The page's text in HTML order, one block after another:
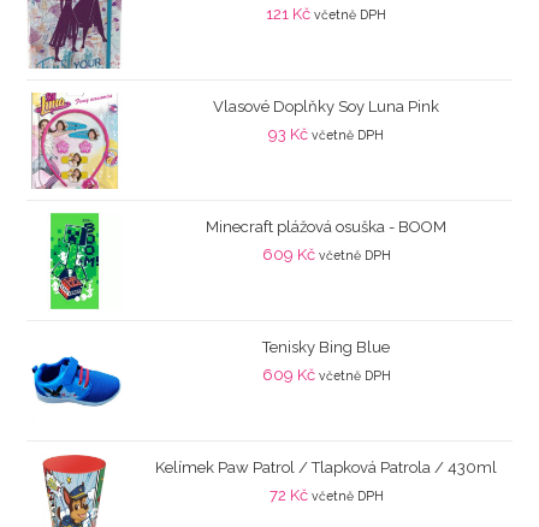
121 Kč včetně DPH
Vlasové Doplňky Soy Luna Pink
93 Kč včetně DPH
Minecraft plážová osuška - BOOM
609 Kč včetně DPH
Tenisky Bing Blue
609 Kč včetně DPH
Kelímek Paw Patrol / Tlapková Patrola / 430ml
72 Kč včetně DPH